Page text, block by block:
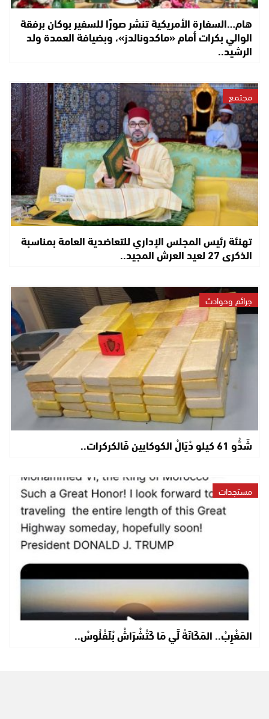
هام…السفارة الأمريكية تنشر صورًا للسفير بوكان برفقة
الوالي بكرات أمام «ماكدونالدز»، وبضيافة العمدة ولد
الرشيد..
مجتمع
تهنئة رئيس المجلس الإداري للتعاضدية العامة بمناسبة
الذكرى 27 لعيد العرش المجيد..
جرائم وحوادث
شَدُّو 61 كيلو دْيَالْ الكوكايين فَالكركرات..
مستجدات
المَغْرِبْ.. المَكَانَةْ لِّي مَا كَتْشْرَاشْ بْلَفْلُوسْ..